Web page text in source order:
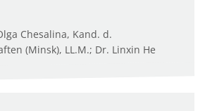
Chesalina, Kand. d.
(Minsk), LL.M.; Dr. Linxin He